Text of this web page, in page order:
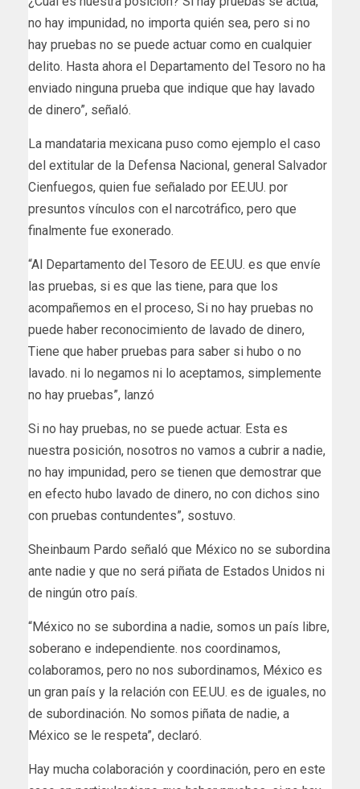
no hay impunidad, no importa quién sea, pero si no
hay pruebas no se puede actuar como en cualquier
delito. Hasta ahora el Departamento del Tesoro no ha
enviado ninguna prueba que indique que hay lavado
de dinero”, señaló.
La mandataria mexicana puso como ejemplo el caso
del extitular de la Defensa Nacional, general Salvador
Cienfuegos, quien fue señalado por EE.UU. por
presuntos vínculos con el narcotráfico, pero que
finalmente fue exonerado.
“Al Departamento del Tesoro de EE.UU. es que envíe
las pruebas, si es que las tiene, para que los
acompañemos en el proceso, Si no hay pruebas no
puede haber reconocimiento de lavado de dinero,
Tiene que haber pruebas para saber si hubo o no
lavado. ni lo negamos ni lo aceptamos, simplemente
no hay pruebas”, lanzó
Si no hay pruebas, no se puede actuar. Esta es
nuestra posición, nosotros no vamos a cubrir a nadie,
no hay impunidad, pero se tienen que demostrar que
en efecto hubo lavado de dinero, no con dichos sino
con pruebas contundentes”, sostuvo.
Sheinbaum Pardo señaló que México no se subordina
ante nadie y que no será piñata de Estados Unidos ni
de ningún otro país.
“México no se subordina a nadie, somos un país libre,
soberano e independiente. nos coordinamos,
colaboramos, pero no nos subordinamos, México es
un gran país y la relación con EE.UU. es de iguales, no
de subordinación. No somos piñata de nadie, a
México se le respeta”, declaró.
Hay mucha colaboración y coordinación, pero en este